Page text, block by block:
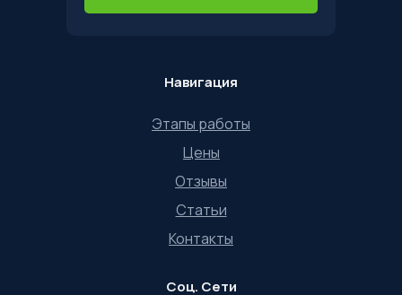
Отзывы
Контакты
Цены
Статьи
Навигация
Этапы работы
Соц. Сети